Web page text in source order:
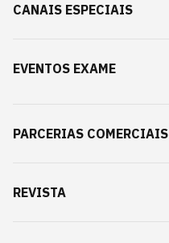
CANAIS ESPECIAIS
EVENTOS EXAME
PARCERIAS COMERCIAIS
REVISTA